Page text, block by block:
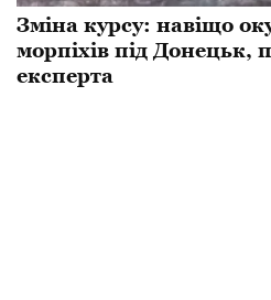
Зміна курсу: навіщо
морпіхів під Донецьк,
експерта